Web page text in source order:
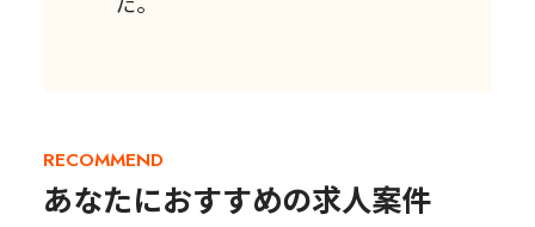
RECOMMEND
あなたにおすすめの求人案件